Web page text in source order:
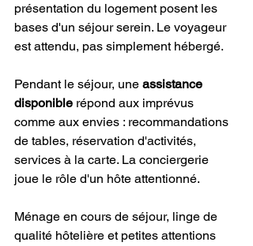
présentation du logement posent les
bases d'un séjour serein. Le voyageur
est attendu, pas simplement hébergé.
Pendant le séjour, une assistance
disponible répond aux imprévus
comme aux envies : recommandations
de tables, réservation d'activités,
services à la carte. La conciergerie
joue le rôle d'un hôte attentionné.
Ménage en cours de séjour, linge de
qualité hôtelière et petites attentions